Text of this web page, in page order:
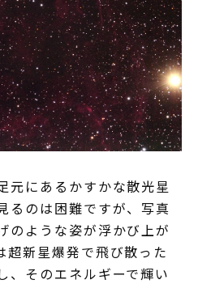
元にあるかすかな散光星
るのは困難ですが、写真
のような姿が浮かび上が
超新星爆発で飛び散った
、そのエネルギーで輝い